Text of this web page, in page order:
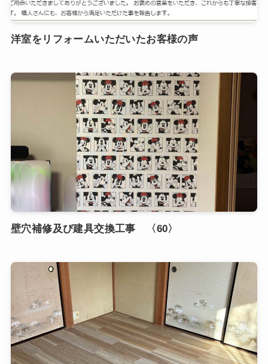
洋室をリフォームいただいたお客様の声
壁穴補修及び建具交換工事 〈60〉